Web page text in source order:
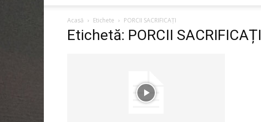
Acasă Etichete PORCII SACRIFICAȚI
Etichetă: PORCII SACRIFICAȚI